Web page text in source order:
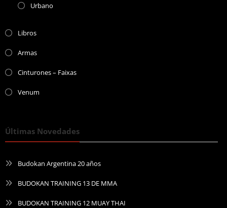
Urbano
Libros
Armas
Cinturones – Faixas
Venum
Últimas Novedades
Budokan Argentina 20 años
BUDOKAN TRAINING 13 DE MMA
BUDOKAN TRAINING 12 MUAY THAI